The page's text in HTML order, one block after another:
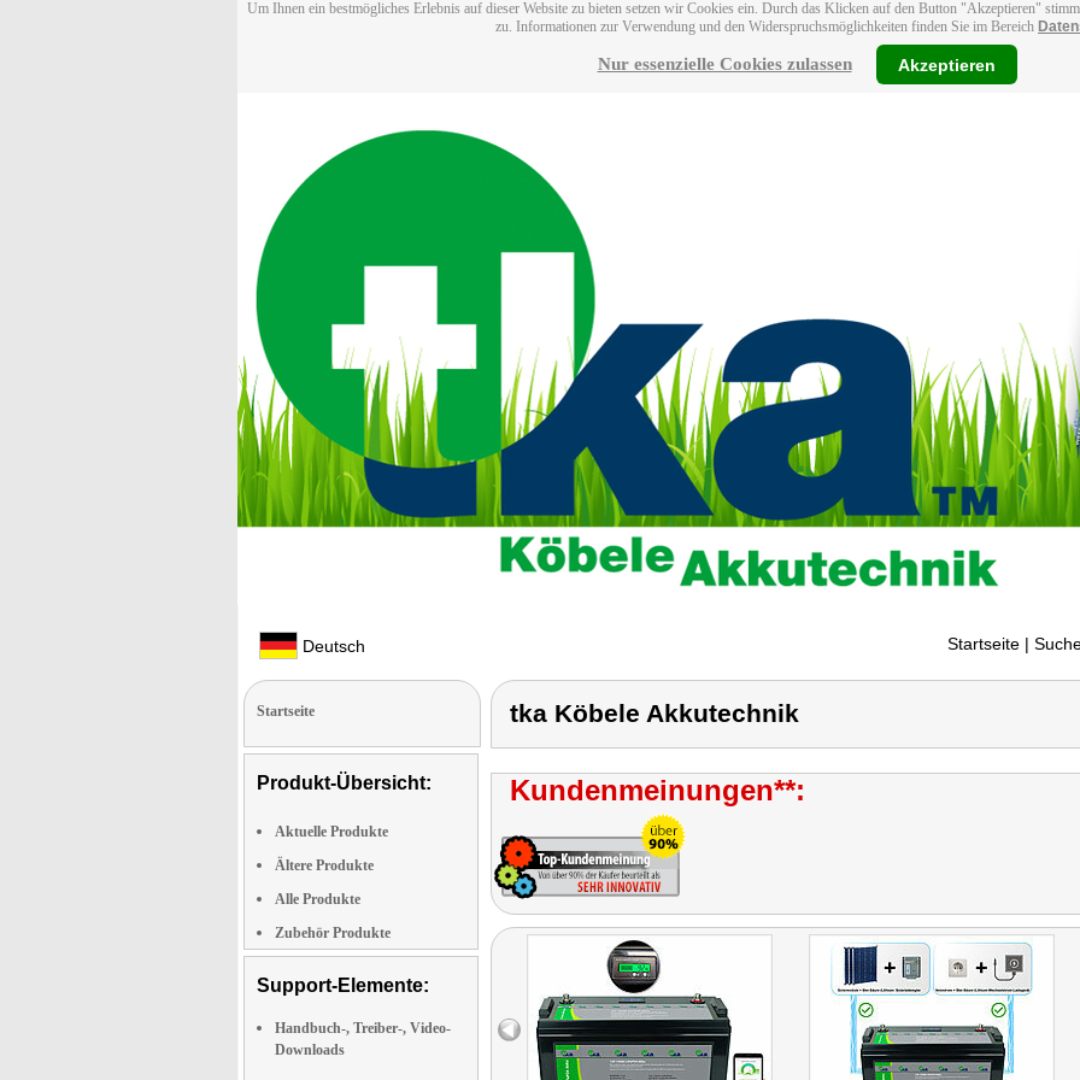
Um Ihnen ein bestmögliches Erlebnis auf dieser Website zu bieten setzen wir Cookies ein. Durch das Klicken auf den Button "Akzeptieren"
zu. Informationen zur Verwendung und den Widerspruchsmöglichkeiten finden Sie im Bereich
Nur essenzielle Cookies zulassen Akzeptieren
Deutsch Startseite |
Startseite
Produkt-Übersicht:
Aktuelle Produkte
Ältere Produkte
Alle Produkte
Zubehör Produkte
Support-Elemente:
Handbuch-, Treiber-, Video-
Downloads
tka Köbele Akkutechnik
Kundenmeinungen**: